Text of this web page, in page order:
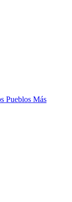
Pueblos Más